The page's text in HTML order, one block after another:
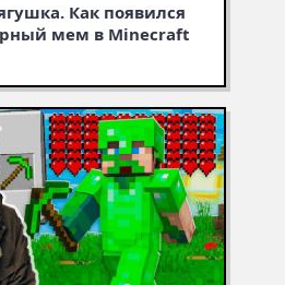
Как появился
мем в Minecraft